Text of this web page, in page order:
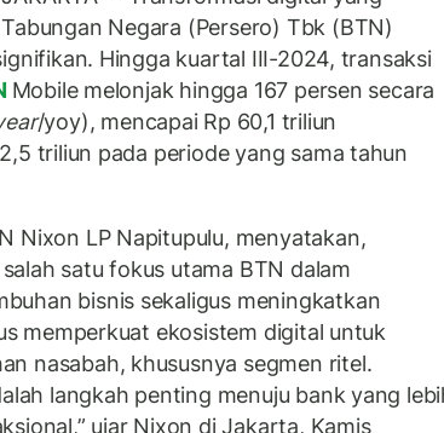
Negara (Persero) Tbk (BTN)
Hingga kuartal III-2024, transaksi
Mobile melonjak hingga 167 persen secara
/yoy), mencapai Rp 60,1 triliun
triliun pada periode yang sama tahun
Nixon LP Napitupulu, menyatakan,
satu fokus utama BTN dalam
bisnis sekaligus meningkatkan
memperkuat ekosistem digital untuk
nasabah, khususnya segmen ritel.
langkah penting menuju bank yang
ujar Nixon di Jakarta, Kamis